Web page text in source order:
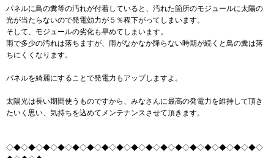
パネルに鳥の糞等の汚れが付着していると、汚れた箇所のモジュールに太陽の
光が当たらないので発電効力が５％程下がってしまいます。
そして、モジュールの劣化も早めてしまいます。
雨で多少の汚れは落ちますが、雨がなかなか降らない時期が続くと鳥の糞は落
ちにくくなります。
パネルを綺麗にすることで発電力もアップしますよ。
太陽光は長い期間使うものですから、みなさんに最高の発電力を維持して頂き
たいく思い、気持ちを込めてメンテナンスさせて頂きます。
◇◆◇◆◇◆◇◆◇◆◇◆◇◆◇◆◇◆◇◆◇◆◇◆◇◆◇◆◇◆◇◆◇◆◇